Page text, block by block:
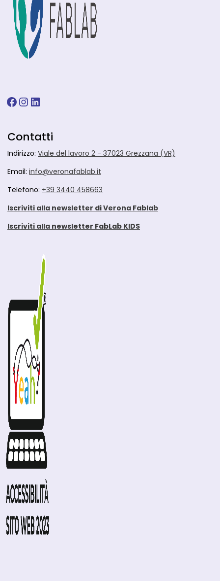
Facebook
Instagram
LinkedIn
Contatti
Indirizzo: Viale del lavoro 2 - 37023 Grezzana (VR)
Email: info@veronafablab.it
Telefono: +39 3440 458663
Iscriviti alla newsletter di Verona Fablab
Iscriviti alla newsletter FabLab KIDS